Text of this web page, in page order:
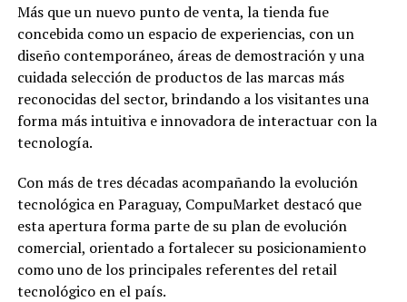
Más que un nuevo punto de venta, la tienda fue
concebida como un espacio de experiencias, con un
diseño contemporáneo, áreas de demostración y una
cuidada selección de productos de las marcas más
reconocidas del sector, brindando a los visitantes una
forma más intuitiva e innovadora de interactuar con la
tecnología.
Con más de tres décadas acompañando la evolución
tecnológica en Paraguay, CompuMarket destacó que
esta apertura forma parte de su plan de evolución
comercial, orientado a fortalecer su posicionamiento
como uno de los principales referentes del retail
tecnológico en el país.